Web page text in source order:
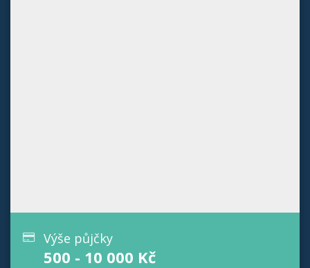
Výše půjčky
500 - 10 000 Kč